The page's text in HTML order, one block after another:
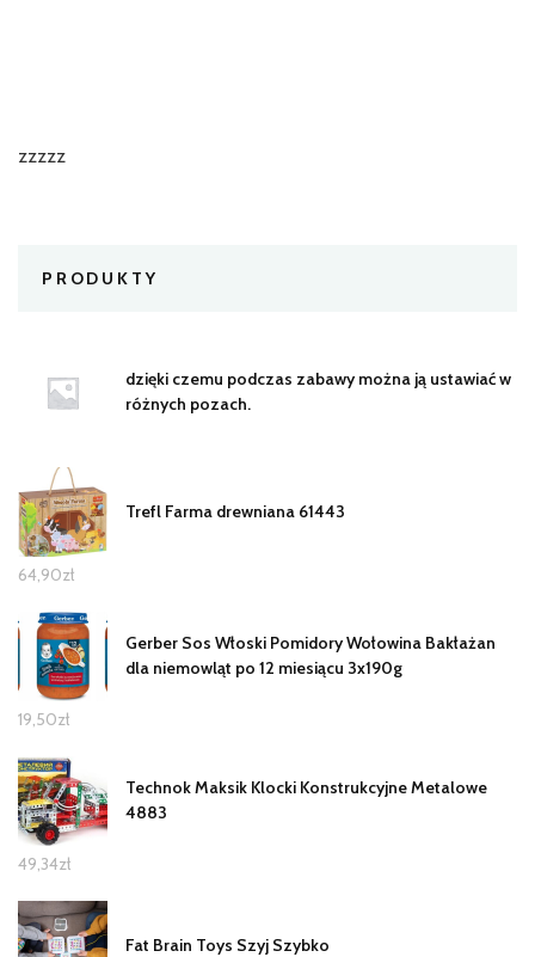
zzzzz
PRODUKTY
dzięki czemu podczas zabawy można ją ustawiać w
różnych pozach.
Trefl Farma drewniana 61443
64,90zł
Gerber Sos Włoski Pomidory Wołowina Bakłażan
dla niemowląt po 12 miesiącu 3x190g
19,50zł
Technok Maksik Klocki Konstrukcyjne Metalowe
4883
49,34zł
Fat Brain Toys Szyj Szybko